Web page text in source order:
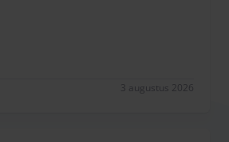
3 augustus 2026